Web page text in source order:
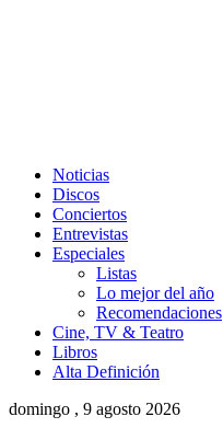
Noticias
Discos
Conciertos
Entrevistas
Especiales
Listas
Lo mejor del año
Recomendaciones
Cine, TV & Teatro
Libros
Alta Definición
domingo , 9 agosto 2026